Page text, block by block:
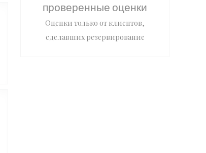
проверенные оценки
Оценки только от клиентов,
сделавших резервирование